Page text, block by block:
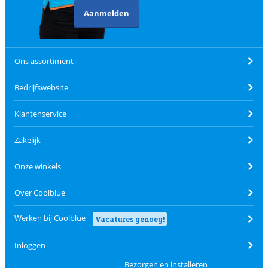
Aanmelden
Ons assortiment
Bedrijfswebsite
Klantenservice
Zakelijk
Onze winkels
Over Coolblue
Werken bij Coolblue Vacatures genoeg!
Inloggen
Bezorgen en installeren